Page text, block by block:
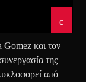
Gomez και τον
της
από